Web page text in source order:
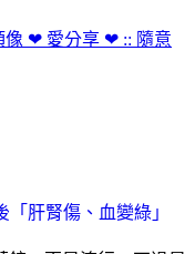
❤ 愛分享 ❤ :: 隨意